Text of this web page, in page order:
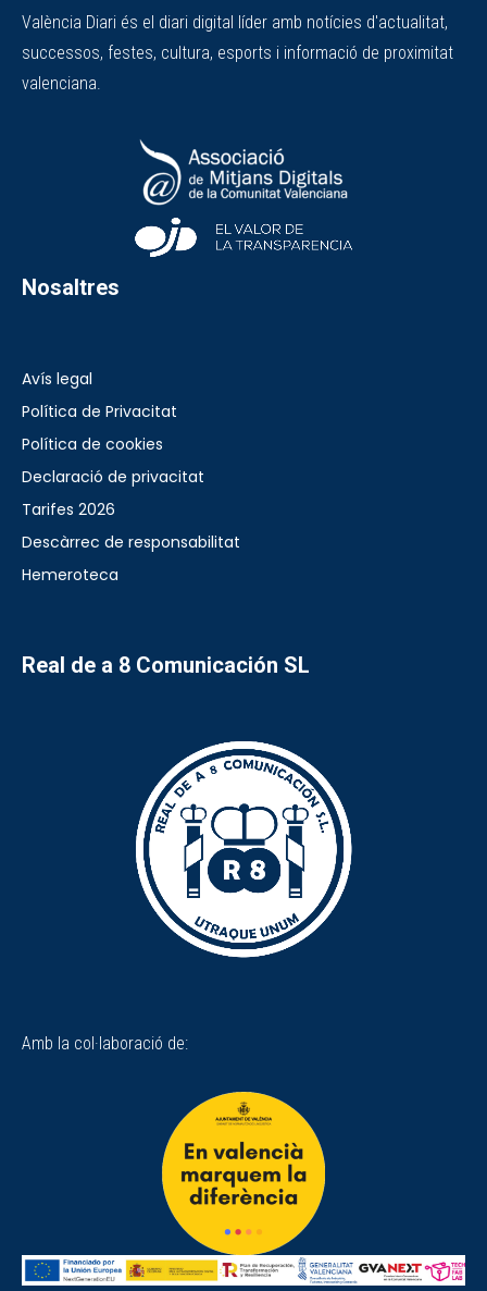
València Diari és el diari digital líder amb notícies d'actualitat,
successos, festes, cultura, esports i informació de proximitat
valenciana.
Nosaltres
Avís legal
Política de Privacitat
Política de cookies
Declaració de privacitat
Tarifes 2026
Descàrrec de responsabilitat
Hemeroteca
Real de a 8 Comunicación SL
Amb la col·laboració de: